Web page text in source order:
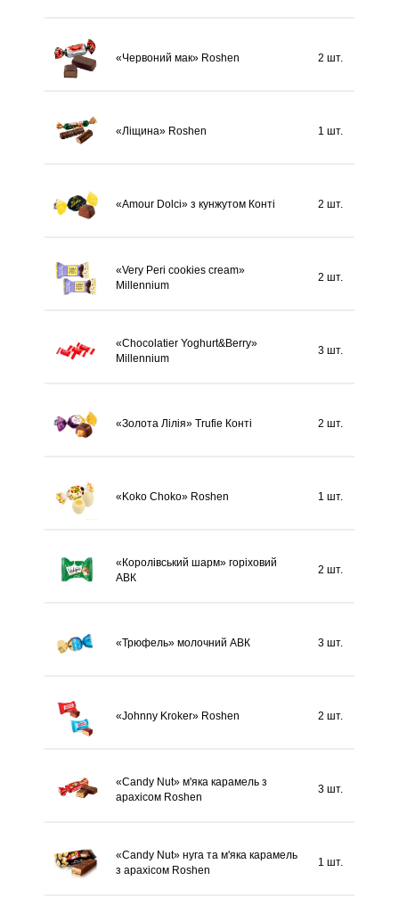
«Червоний мак» Roshen 2 шт.
«Ліщина» Roshen 1 шт.
«Amour Dolci» з кунжутом Конті 2 шт.
«Very Peri cookies cream»
Millennium
2 шт.
«Chocolatier Yoghurt&Berry»
Millennium
3 шт.
«Золота Лілія» Trufie Конті 2 шт.
«Koko Choko» Roshen 1 шт.
«Королівський шарм» горіховий
АВК
2 шт.
«Трюфель» молочний АВК 3 шт.
«Johnny Kroker» Roshen 2 шт.
«Candy Nut» м'яка карамель з
арахісом Roshen
3 шт.
«Candy Nut» нуга та м'яка карамель
з арахісом Roshen
1 шт.